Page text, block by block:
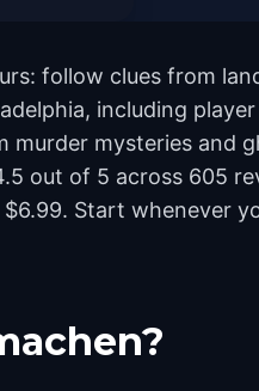
follow clues from
including
murder mysteries and
out of 5 across 605
Start whenever